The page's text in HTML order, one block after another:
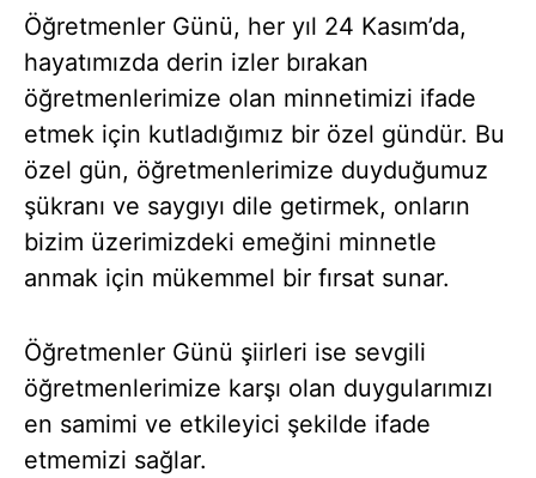
Öğretmenler Günü, her yıl 24 Kasım’da,
hayatımızda derin izler bırakan
öğretmenlerimize olan minnetimizi ifade
etmek için kutladığımız bir özel gündür. Bu
özel gün, öğretmenlerimize duyduğumuz
şükranı ve saygıyı dile getirmek, onların
bizim üzerimizdeki emeğini minnetle
anmak için mükemmel bir fırsat sunar.
Öğretmenler Günü şiirleri ise sevgili
öğretmenlerimize karşı olan duygularımızı
en samimi ve etkileyici şekilde ifade
etmemizi sağlar.